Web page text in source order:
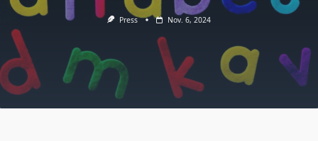
Press Nov. 6, 2024